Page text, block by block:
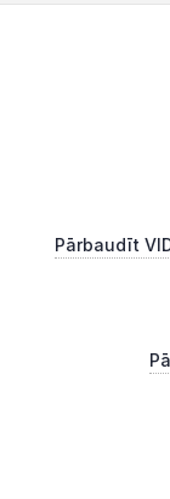
Pārbaudīt